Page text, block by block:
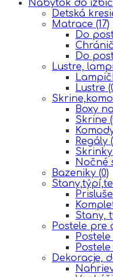
Nábytok do
Detská
Matrace (17)
Do
Do
Lustre,
Lustre
Boxy
Skrine
Regály
Skrinky
Nočné
Bazeniky (0)
Stany,
Postele pre
Dekoracje,